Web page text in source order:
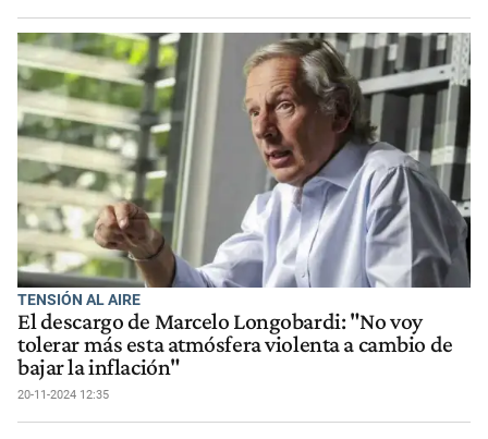
TENSIÓN AL AIRE
El descargo de Marcelo Longobardi: "No voy
tolerar más esta atmósfera violenta a cambio de
bajar la inflación"
20-11-2024 12:35